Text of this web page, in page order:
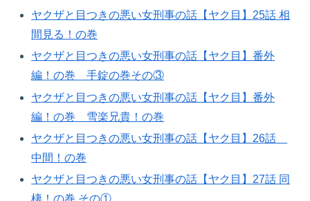
ヤクザと目つきの悪い女刑事の話【ヤク目】25話 相
間見る！の巻​
ヤクザと目つきの悪い女刑事の話【ヤク目】番外
編！の巻 手錠の巻その③​
ヤクザと目つきの悪い女刑事の話【ヤク目】番外
編！の巻 雪楽兄貴！の巻
ヤクザと目つきの悪い女刑事の話【ヤク目】26話
中間！の巻
ヤクザと目つきの悪い女刑事の話【ヤク目】27話 同
棲！の巻 その①